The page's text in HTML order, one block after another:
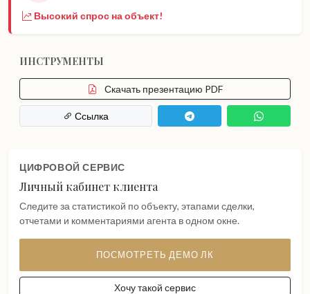
Высокий спрос на объект!
ИНСТРУМЕНТЫ
Скачать презентацию PDF
Ссылка
ЦИФРОВОЙ СЕРВИС
Личный кабинет клиента
Следите за статистикой по объекту, этапами сделки,
отчетами и комментариями агента в одном окне.
ПОСМОТРЕТЬ ДЕМО ЛК
Хочу такой сервис